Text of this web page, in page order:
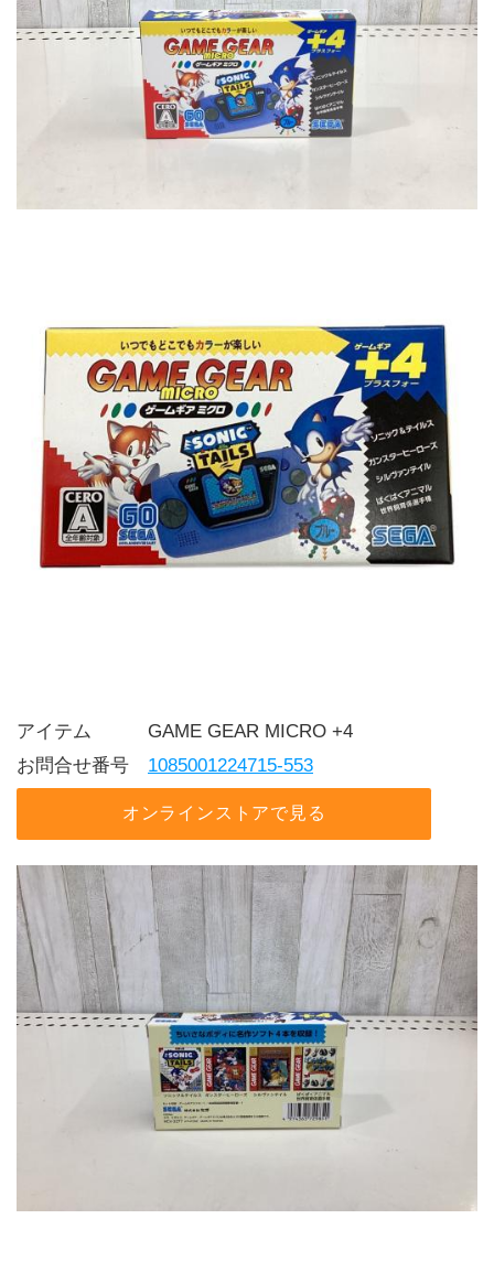
アイテム   GAME GEAR MICRO +4
お問合せ番号 1085001224715-553
オンラインストアで見る